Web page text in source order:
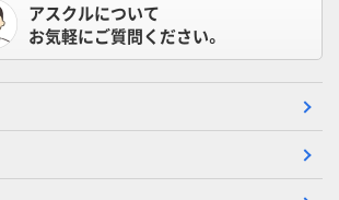
アスクルについて
お気軽にご質問ください。